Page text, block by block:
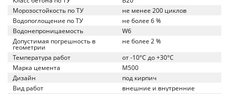
Морозостойкость по ТУ
не менее 200 циклов
Водопоглощение по ТУ
не более 6 %
Водонепроницаемость
W6
Допустимая погрешность в
геометрии
не более 2 %
Температура работ
от -10°C до +30°C
Марка цемента
M500
Дизайн
под кирпич
Вид работ
внешние и внутренние